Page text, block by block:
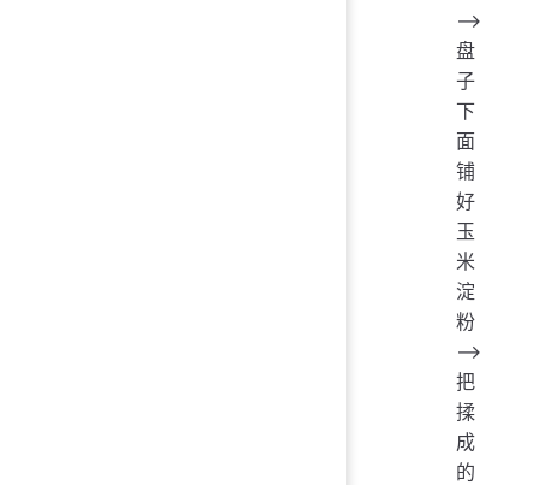
——>
盘
子
下
面
铺
好
玉
米
淀
粉
——>
把
揉
成
的